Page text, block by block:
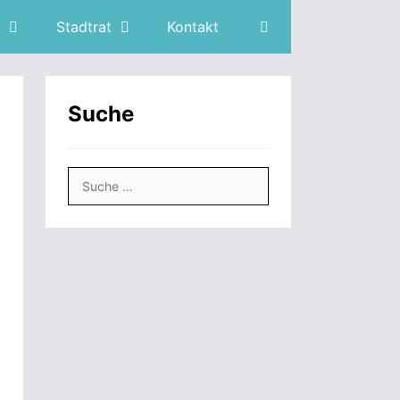
Stadtrat Kontakt
Suche
nach: